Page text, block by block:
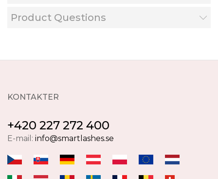
Product Questions
KONTAKTER
+420 227 272 400
E-mail: info@smartlashes.se